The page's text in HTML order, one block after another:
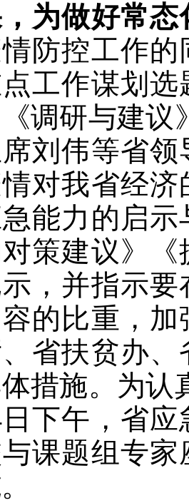
为做好常
防控工作
工作谋划
调研与建议
刘伟等省
对我省经
能力的启
策建议》
，并指示
的比重，
省扶贫办
措施。为认
日下午，省
课题组专